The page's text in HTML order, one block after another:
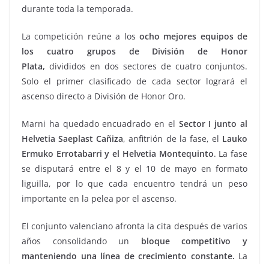
durante toda la temporada.
La competición reúne a los ocho mejores equipos de
los cuatro grupos de División de Honor
Plata, divididos en dos sectores de cuatro conjuntos.
Solo el primer clasificado de cada sector logrará el
ascenso directo a División de Honor Oro.
Marni ha quedado encuadrado en el Sector I junto al
Helvetia Saeplast Cañiza, anfitrión de la fase, el Lauko
Ermuko Errotabarri y el Helvetia Montequinto. La fase
se disputará entre el 8 y el 10 de mayo en formato
liguilla, por lo que cada encuentro tendrá un peso
importante en la pelea por el ascenso.
El conjunto valenciano afronta la cita después de varios
años consolidando un bloque competitivo y
manteniendo una línea de crecimiento constante. La